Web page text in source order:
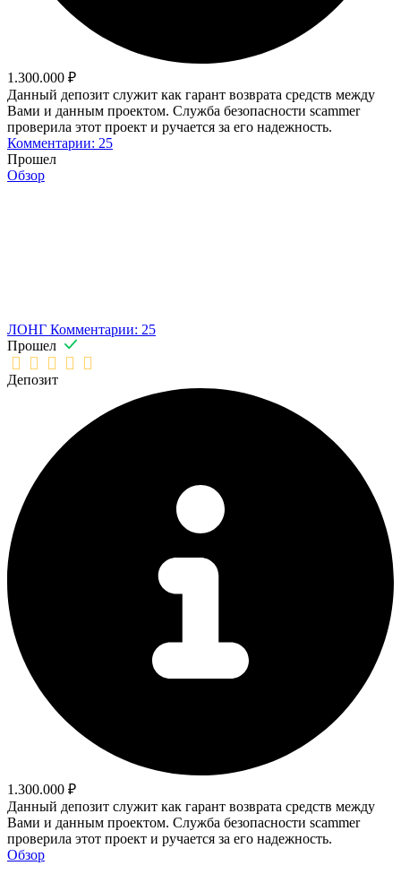
1.300.000 ₽
Данный депозит служит как гарант возврата средств между
Вами и данным проектом. Служба безопасности scammer
проверила этот проект и ручается за его надежность.
Комментарии: 25
Прошел
Обзор
ЛОНГ Комментарии: 25
Прошел
Депозит
1.300.000 ₽
Данный депозит служит как гарант возврата средств между
Вами и данным проектом. Служба безопасности scammer
проверила этот проект и ручается за его надежность.
Обзор